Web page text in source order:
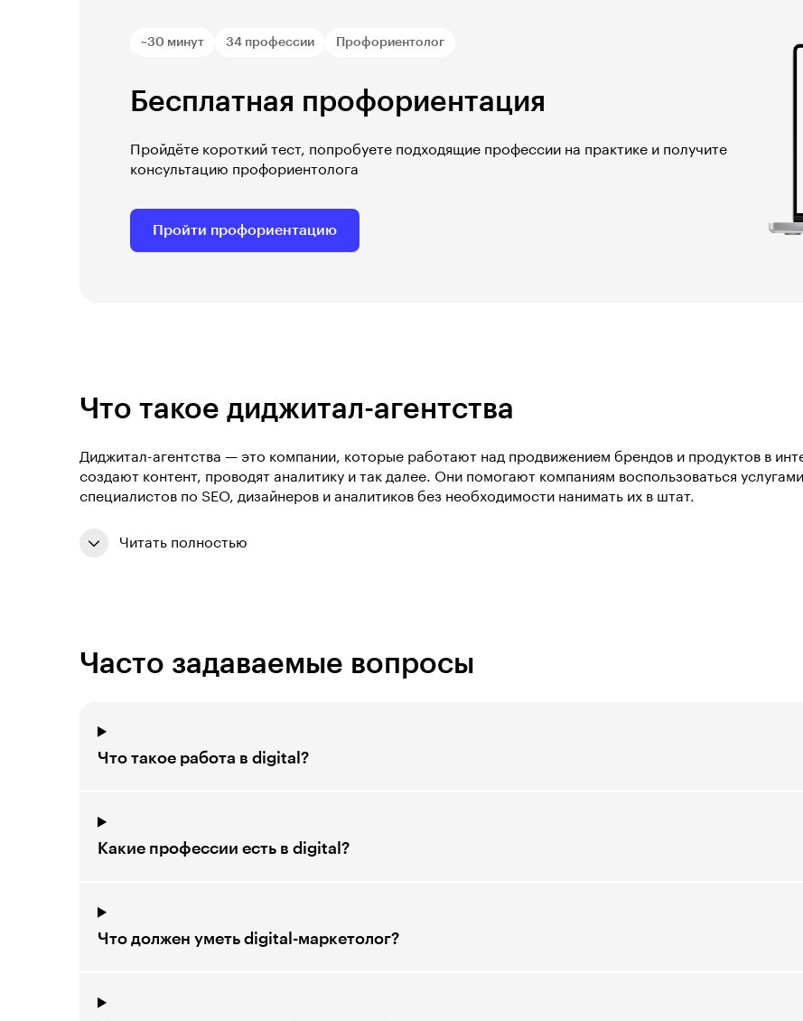
~30 минут 34 профессии Профориентолог
Бесплатная профориентация
Пройдёте короткий тест, попробуете подходящие профессии на практике и получите
консультацию профориентолога
Пройти профориентацию
Что такое диджитал-агентства
Диджитал-агентства — это компании, которые работают над продвижением брендов и продуктов в
создают контент, проводят аналитику и так далее. Они помогают компаниям воспользоваться
специалистов по SEO, дизайнеров и аналитиков без необходимости нанимать их в штат.
Читать полностью
Часто задаваемые вопросы
Что такое работа в digital?
Какие профессии есть в digital?
Что должен уметь digital-маркетолог?